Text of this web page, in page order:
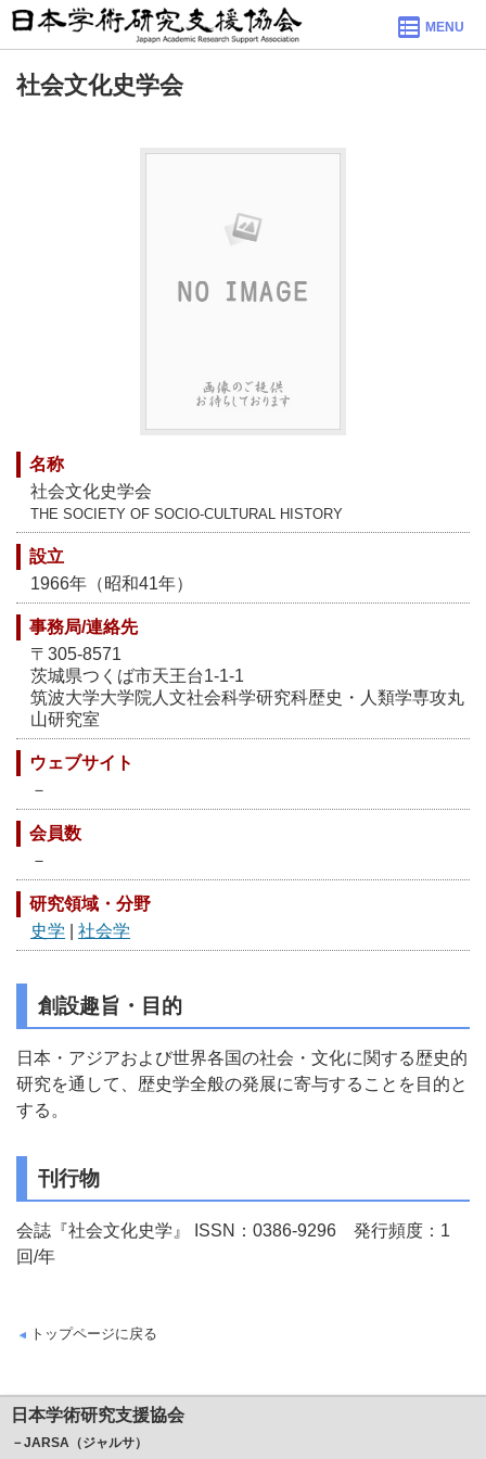
MENU
社会文化史学会
名称
社会文化史学会
THE SOCIETY OF SOCIO-CULTURAL HISTORY
設立
1966年（昭和41年）
事務局/連絡先
〒305-8571
茨城県つくば市天王台1-1-1
筑波大学大学院人文社会科学研究科歴史・人類学専攻丸
山研究室
ウェブサイト
－
会員数
－
研究領域・分野
史学
社会学
創設趣旨・目的
日本・アジアおよび世界各国の社会・文化に関する歴史的
研究を通して、歴史学全般の発展に寄与することを目的と
する。
刊行物
会誌『社会文化史学』 ISSN：0386-9296 発行頻度：1
回/年
トップページに戻る
日本学術研究支援協会
－JARSA（ジャルサ）